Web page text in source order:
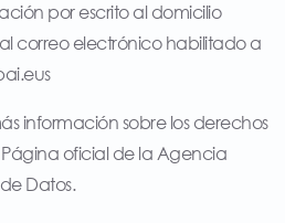
por escrito al domicilio
correo electrónico habilitado a
información sobre los derechos
oficial de la Agencia
Datos.